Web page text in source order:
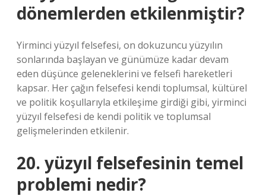
dönemlerden etkilenmiştir?
Yirminci yüzyıl felsefesi, on dokuzuncu yüzyılın
sonlarında başlayan ve günümüze kadar devam
eden düşünce geleneklerini ve felsefi hareketleri
kapsar. Her çağın felsefesi kendi toplumsal, kültürel
ve politik koşullarıyla etkileşime girdiği gibi, yirminci
yüzyıl felsefesi de kendi politik ve toplumsal
gelişmelerinden etkilenir.
20. yüzyıl felsefesinin temel
problemi nedir?